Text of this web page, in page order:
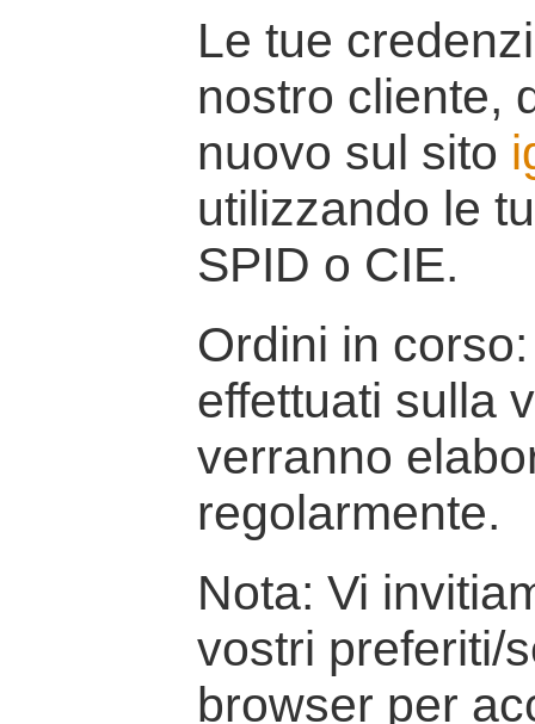
Le tue
nostro cliente,
nuovo sul sito
utilizzando le
SPID o CIE.
Ordini in
effettuati sulla
verranno
regolarmente.
Nota: Vi
vostri preferiti/
browser per